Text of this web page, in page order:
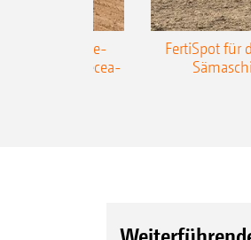
Anhänge-
Precea-
FertiSpot für